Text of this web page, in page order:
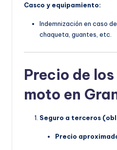
Casco y equipamiento:
Indemnización en caso
chaqueta, guantes, etc.
Precio de
moto en
Seguro a terceros
Precio